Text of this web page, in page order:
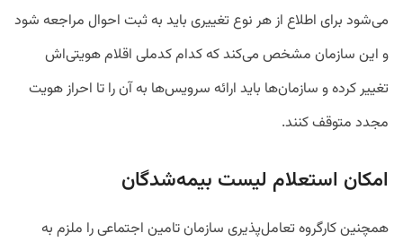
می‌شود برای اطلاع از هر نوع تغییری باید به ثبت احوال مراجعه شود
و این سازمان مشخص می‌کند که کدام کدملی اقلام هویتی‌اش
تغییر کرده و سازمان‌ها باید ارائه سرویس‌ها به آن را تا احراز هویت
مجدد متوقف کنند.
امکان استعلام لیست بیمه‌شدگان
همچنین کارگروه تعامل‌پذیری سازمان تامین اجتماعی را ملزم به